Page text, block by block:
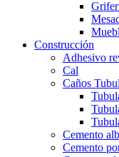
Construcción
Adhesivo
Cal
Caños
Cemento
Cemento